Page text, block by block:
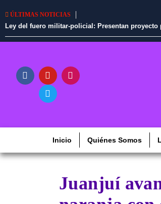
ÚLTIMAS NOTICIAS
Ley del fuero militar-policial: Presentan
Inicio Quiénes Somos
Juanjuí